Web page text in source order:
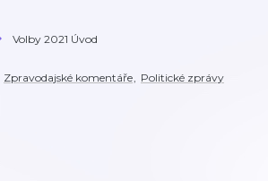
Volby 2021 Úvod
Zpravodajské komentáře, Politické zprávy